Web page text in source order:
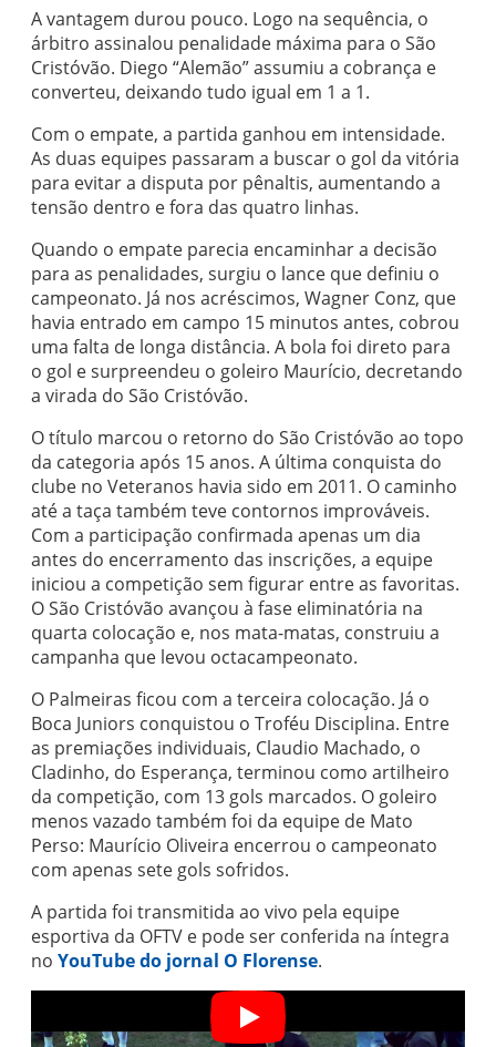
A vantagem durou pouco. Logo na sequência, o
árbitro assinalou penalidade máxima para o São
Cristóvão. Diego “Alemão” assumiu a cobrança e
converteu, deixando tudo igual em 1 a 1.
Com o empate, a partida ganhou em intensidade.
As duas equipes passaram a buscar o gol da vitória
para evitar a disputa por pênaltis, aumentando a
tensão dentro e fora das quatro linhas.
Quando o empate parecia encaminhar a decisão
para as penalidades, surgiu o lance que definiu o
campeonato. Já nos acréscimos, Wagner Conz, que
havia entrado em campo 15 minutos antes, cobrou
uma falta de longa distância. A bola foi direto para
o gol e surpreendeu o goleiro Maurício, decretando
a virada do São Cristóvão.
O título marcou o retorno do São Cristóvão ao topo
da categoria após 15 anos. A última conquista do
clube no Veteranos havia sido em 2011. O caminho
até a taça também teve contornos improváveis.
Com a participação confirmada apenas um dia
antes do encerramento das inscrições, a equipe
iniciou a competição sem figurar entre as favoritas.
O São Cristóvão avançou à fase eliminatória na
quarta colocação e, nos mata-matas, construiu a
campanha que levou octacampeonato.
O Palmeiras ficou com a terceira colocação. Já o
Boca Juniors conquistou o Troféu Disciplina. Entre
as premiações individuais, Claudio Machado, o
Cladinho, do Esperança, terminou como artilheiro
da competição, com 13 gols marcados. O goleiro
menos vazado também foi da equipe de Mato
Perso: Maurício Oliveira encerrou o campeonato
com apenas sete gols sofridos.
A partida foi transmitida ao vivo pela equipe
esportiva da OFTV e pode ser conferida na íntegra
no YouTube do jornal O Florense.